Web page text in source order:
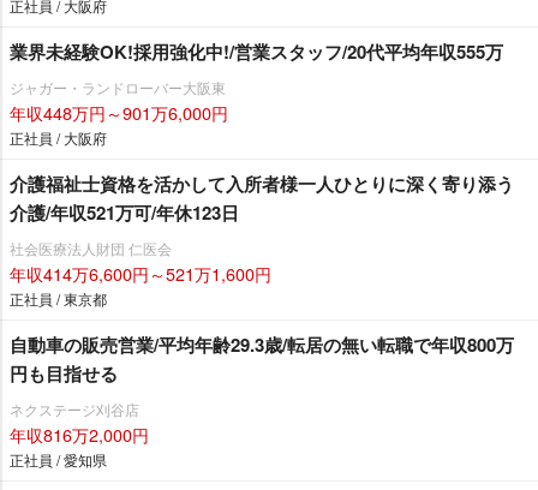
正社員 / 大阪府
業界未経験OK!採用強化中!/営業スタッフ/20代平均年収555万
ジャガー・ランドローバー大阪東
年収448万円～901万6,000円
正社員 / 大阪府
介護福祉士資格を活かして入所者様一人ひとりに深く寄り添う
介護/年収521万可/年休123日
社会医療法人財団 仁医会
年収414万6,600円～521万1,600円
正社員 / 東京都
自動車の販売営業/平均年齢29.3歳/転居の無い転職で年収800万
円も目指せる
ネクステージ刈谷店
年収816万2,000円
正社員 / 愛知県